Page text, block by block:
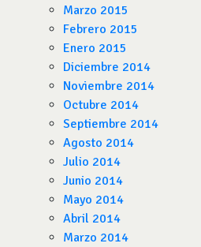
Marzo 2015
Febrero 2015
Enero 2015
Diciembre 2014
Noviembre 2014
Octubre 2014
Septiembre 2014
Agosto 2014
Julio 2014
Junio 2014
Mayo 2014
Abril 2014
Marzo 2014